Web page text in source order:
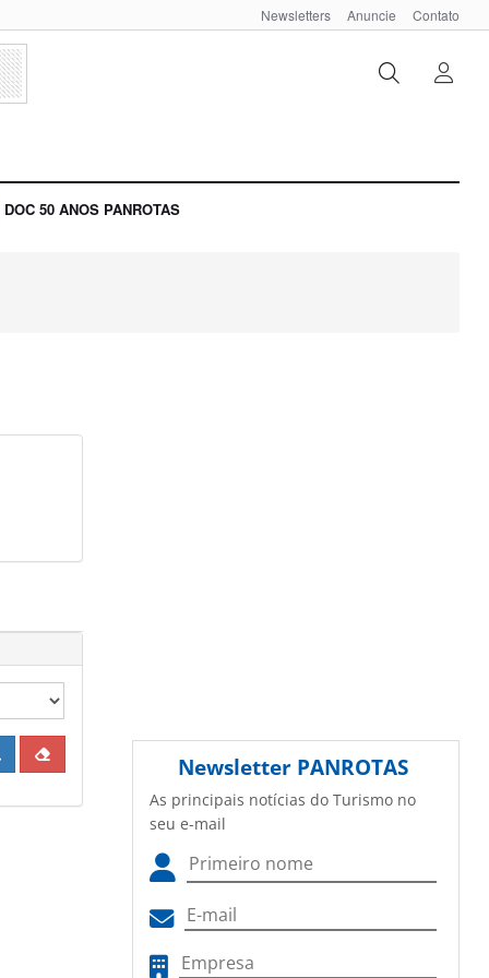
Newsletters Anuncie Contato
DOC 50 ANOS PANROTAS
Newsletter PANROTAS
As principais notícias do Turismo no
seu e-mail